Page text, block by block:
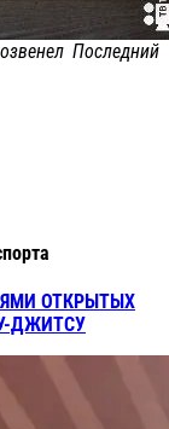
Последний
ОТКРЫТЫХ
ДЖИТСУ